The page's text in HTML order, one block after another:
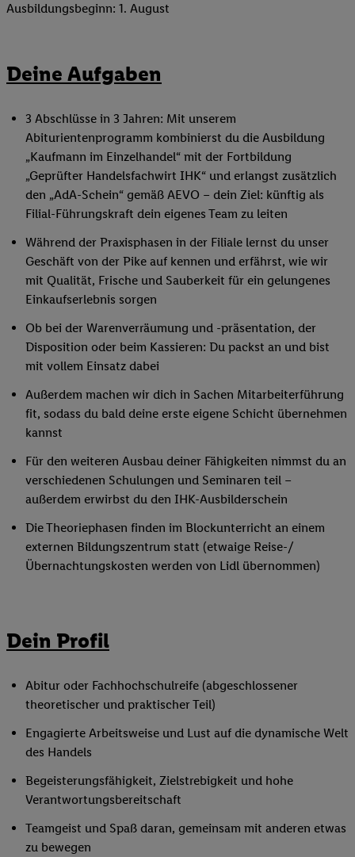
Ausbildungsbeginn: 1. August
Deine Aufgaben
3 Abschlüsse in 3 Jahren: Mit unserem
Abiturientenprogramm kombinierst du die Ausbildung
„Kaufmann im Einzelhandel“ mit der Fortbildung
„Geprüfter Handelsfachwirt IHK“ und erlangst zusätzlich
den „AdA-Schein“ gemäß AEVO – dein Ziel: künftig als
Filial-Führungskraft dein eigenes Team zu leiten
Während der Praxisphasen in der Filiale lernst du unser
Geschäft von der Pike auf kennen und erfährst, wie wir
mit Qualität, Frische und Sauberkeit für ein gelungenes
Einkaufserlebnis sorgen
Ob bei der Warenverräumung und -präsentation, der
Disposition oder beim Kassieren: Du packst an und bist
mit vollem Einsatz dabei
Außerdem machen wir dich in Sachen Mitarbeiterführung
fit, sodass du bald deine erste eigene Schicht übernehmen
kannst
Für den weiteren Ausbau deiner Fähigkeiten nimmst du an
verschiedenen Schulungen und Seminaren teil –
außerdem erwirbst du den IHK-Ausbilderschein
Die Theoriephasen finden im Blockunterricht an einem
externen Bildungszentrum statt (etwaige Reise-/
Übernachtungskosten werden von Lidl übernommen)
Dein Profil
Abitur oder Fachhochschulreife (abgeschlossener
theoretischer und praktischer Teil)
Engagierte Arbeitsweise und Lust auf die dynamische Welt
des Handels
Begeisterungsfähigkeit, Zielstrebigkeit und hohe
Verantwortungsbereitschaft
Teamgeist und Spaß daran, gemeinsam mit anderen etwas
zu bewegen